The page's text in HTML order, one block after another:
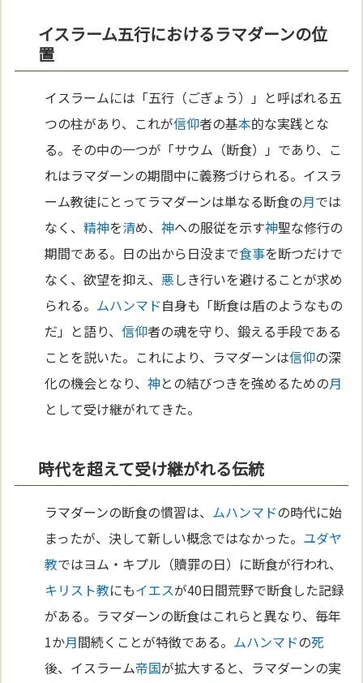
イスラーム五行におけるラマダーンの位
置
イスラームには「五行（ごぎょう）」と呼ばれる五
つの柱があり、これが信仰者の基本的な実践とな
る。その中の一つが「サウム（断食）」であり、こ
れはラマダーンの期間中に義務づけられる。イスラ
ーム教徒にとってラマダーンは単なる断食の月では
なく、精神を清め、神への服従を示す神聖な修行の
期間である。日の出から日没まで食事を断つだけで
なく、欲望を抑え、悪しき行いを避けることが求め
られる。 ムハンマド自身も「断食は盾のようなもの
だ」と語り、信仰者の魂を守り、鍛える手段である
ことを説いた。これにより、ラマダーンは信仰の深
化の機会となり、神との結びつきを強めるための月
として受け継がれてきた。
時代を超えて受け継がれる伝統
ラマダーンの断食の慣習は、 ムハンマドの時代に始
まったが、決して新しい概念ではなかった。 ユダヤ
教ではヨム・キプル（贖罪の日）に断食が行われ、
キリスト教にもイエスが40日間荒野で断食した記録
がある。ラマダーンの断食はこれらと異なり、毎年
1か月間続くことが特徴である。 ムハンマドの死
後、イスラーム帝国が拡大すると、ラマダーンの実